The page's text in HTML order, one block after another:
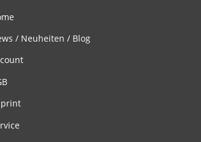
/ Neuheiten / Blog